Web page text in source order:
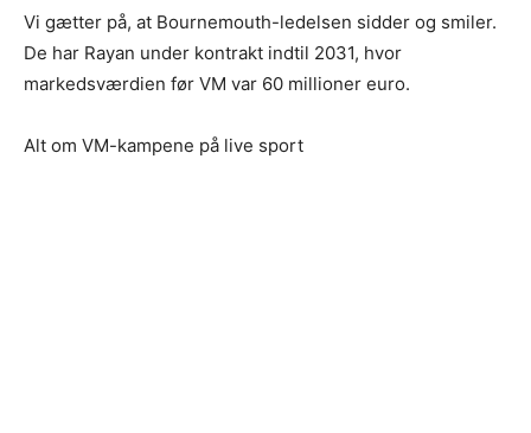
Vi gætter på, at Bournemouth-ledelsen sidder og smiler.
De har Rayan under kontrakt indtil 2031, hvor
markedsværdien før VM var 60 millioner euro.
Alt om VM-kampene på live sport